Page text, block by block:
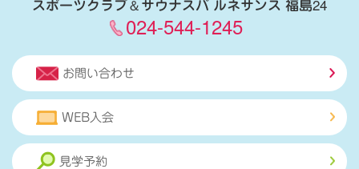
スポーツクラブ＆サウナスパ ルネサンス 福島24
024-544-1245
お問い合わせ
WEB入会
見学予約